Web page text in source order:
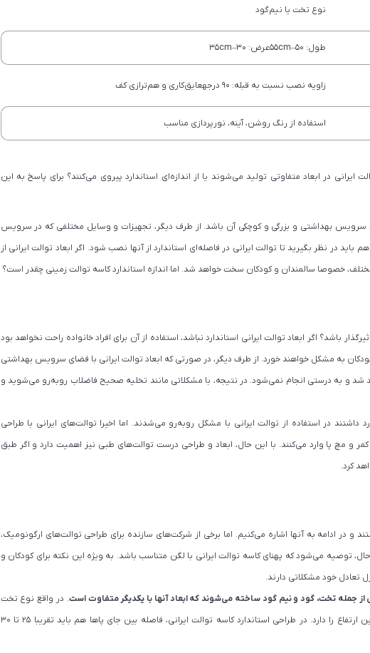
نوع تخت یا نیم‌گود
طول: 50–55cmعرض: 30–35cm
زاویه نصب نسبت به قبله: 90 درجهعایق‌کاری و هم‌ترازی کف
استفاده از رنگ روشن، آینه، نورپردازی مناسب
ایرانی در ابعاد متفاوتی تولید می‌شوند یا از اندازه‌ای استاندارد پیروی می‌کنند؟ برای پاسخ به این
سرویس بهداشتی و بزرگی و کوچکی آن باشد. از طرف دیگر، تجهیزات و وسایل مختلفی که در سرویس
هم باید در نظر بگیرید تا توالت ایرانی در فاصله‌ای استاندارد از آنها نصب شود. اگر ابعاد توالت ایرانی از
مختلف، خصوصا سالمندان و کودکان سخت خواهد شد. اما اندازه استاندارد کاسه توالت زمینی چقدر است؟
باشد؟ اگر ابعاد توالت ایرانی استاندارد نباشد، استفاده از آن برای افراد خانواده راحت نخواهد بود
به مشکل خواهند خورد. از طرف دیگر، در صورتی که ابعاد توالت ایرانی با فضای سرویس بهداشتی
و به درستی انجام نمی‌شود. در نتیجه، با مشکلاتی مانند تخلیه صحیح فاضلاب روبه‌رو می‌شوید و
داشتند در استفاده از توالت ایرانی با مشکل روبه‌رو می‌شدند. اما اخیرا توالت‌های ایرانی با طراحی
کمر و مچ پا وارد می‌کنند. با این حال، ابعاد و طراحی درست توالت‌های طبی نیز اهمیت دارد و اگر طبق
کرد.
و در ادامه به آنها اشاره می‌کنیم. اما برخی از شرکت‌های سازنده برای طراحی توالت‌های ارگونومیک،
توصیه می‌شود که پهنای کاسه توالت ایرانی با لگن متناسب باشد. به ویژه این نکته برای کودکان و
تعادل خود مشکلاتی دارند.
از جمله تخت، گود و نیم گود ساخته می‌شوند که ابعاد آنها با یکدیگر متفاوت است. در واقع نوع تخت
کاسه توالت ایرانی کمترین ارتفاع و نوع گود بیشترین ارتفاع را دارد. در طراحی استاندارد کاسه توالت ایرانی، فاصله بین جای پاها هم باید تقریبا 25 تا 30